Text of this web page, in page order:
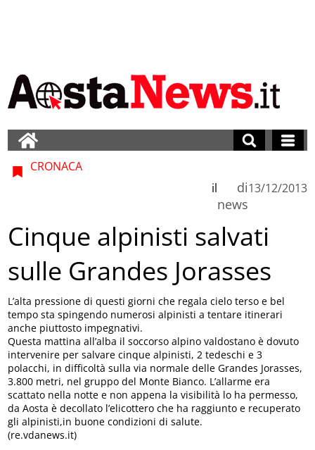
CRONACA
di
news
il 13/12/2013
Cinque alpinisti salvati
sulle Grandes Jorasses
L’alta pressione di questi giorni che regala cielo terso e bel
tempo sta spingendo numerosi alpinisti a tentare itinerari
anche piuttosto impegnativi.
Questa mattina all’alba il soccorso alpino valdostano è dovuto
intervenire per salvare cinque alpinisti, 2 tedeschi e 3
polacchi, in difficoltà sulla via normale delle Grandes Jorasses,
3.800 metri, nel gruppo del Monte Bianco. L’allarme era
scattato nella notte e non appena la visibilità lo ha permesso,
da Aosta è decollato l’elicottero che ha raggiunto e recuperato
gli alpinisti,in buone condizioni di salute.
(re.vdanews.it)